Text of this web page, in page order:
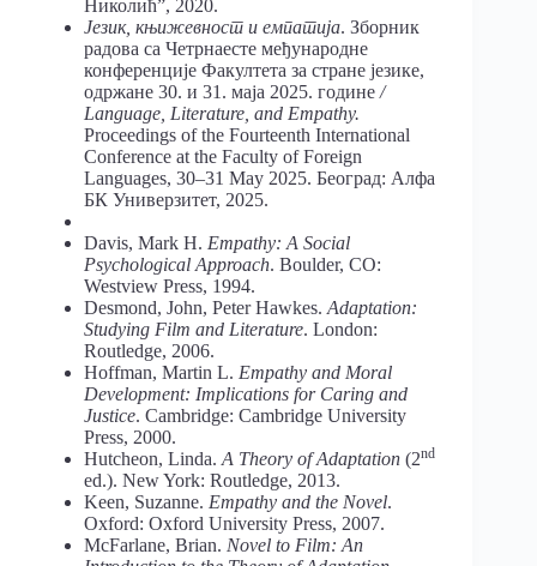
Николић”, 2020.
Језик, књижевност и емпатија. Зборник
радова са Четрнаесте међународне
конференције Факултета за стране језике,
одржане 30. и 31. маја 2025. године /
Language, Literature, and Empathy.
Proceedings of the Fourteenth International
Conference at the Faculty of Foreign
Languages, 30–31 May 2025. Београд: Алфа
БК Универзитет, 2025.
Davis, Mark H. Empathy: A Social
Psychological Approach. Boulder, CO:
Westview Press, 1994.
Desmond, John, Peter Hawkes. Adaptation:
Studying Film and Literature. London:
Routledge, 2006.
Hoffman, Martin L. Empathy and Moral
Development: Implications for Caring and
Justice. Cambridge: Cambridge University
Press, 2000.
Hutcheon, Linda. A Theory of Adaptation (2nd
ed.). New York: Routledge, 2013.
Keen, Suzanne. Empathy and the Novel.
Oxford: Oxford University Press, 2007.
McFarlane, Brian. Novel to Film: An